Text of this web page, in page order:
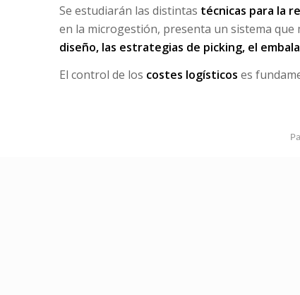
Se estudiarán las distintas técnicas para la
en la microgestión, presenta un sistema que
diseño, las estrategias de picking, el
El control de los costes logísticos es